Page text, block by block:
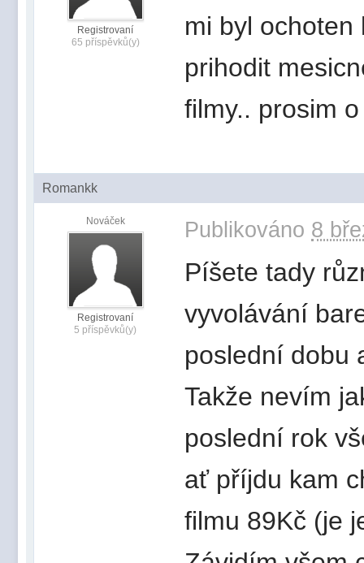
Registrovaní
65 příspěvků(y)
mi byl ochoten
prihodit
filmy.. prosim
Romankk
Nováček
Registrovaní
5 příspěvků(y)
Publikováno 8
Píšete tady
vyvolávání
poslední dobu
Takže nevím
poslední rok
ať příjdu kam
filmu 89Kč (je